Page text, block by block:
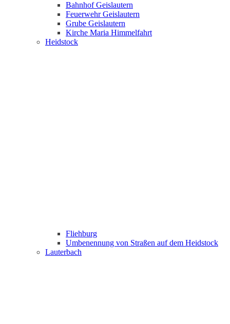
Bahnhof Geislautern
Feuerwehr Geislautern
Grube Geislautern
Kirche Maria Himmelfahrt
Heidstock
Fliehburg
Umbenennung von Straßen auf dem Heidstock
Lauterbach